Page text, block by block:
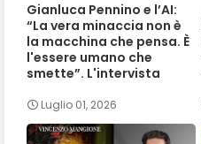
Gianluca Pennino e l’AI:
“La vera minaccia non è
la macchina che pensa. È
l'essere umano che
smette”. L'intervista
Luglio 01, 2026